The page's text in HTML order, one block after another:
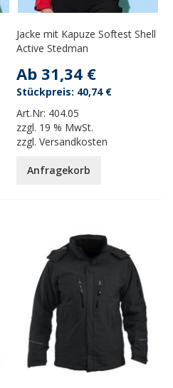
Jacke mit Kapuze Softest Shell
Active Stedman
Ab 31,34 €
Art.Nr: 404.05
zzgl. 19 % MwSt.
zzgl.Versandkosten
40,74 €
Anfragekorb